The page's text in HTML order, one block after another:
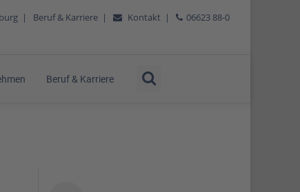
| Beruf & Karriere | Kontakt | 06623 88-0
Beruf & Karriere